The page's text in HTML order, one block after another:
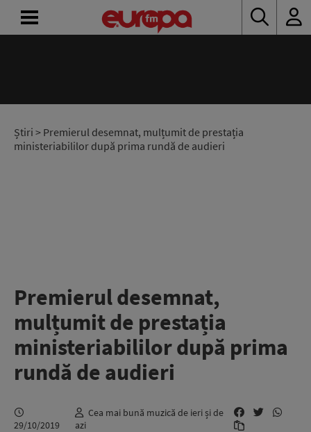
Știri > Premierul desemnat, mulțumit de prestația
ministeriabililor după prima rundă de audieri
Premierul desemnat,
mulțumit de prestația
ministeriabililor după prima
rundă de audieri
29/10/2019
Cea mai bună muzică de ieri și de
azi
RADIO